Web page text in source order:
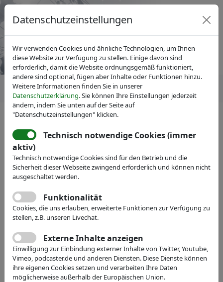
IVAM Fachverband für Mikrotechnik
Pressemitteilungen
Die Welt der Nanotechnologie
in Japan: IVAM präsentiert den
deutschen Stand auf der nano
tech in Tokio
Datenschutzeinstellungen
Wir verwenden Cookies und ähnliche Technologien, um Ihnen
diese Website zur Verfügung zu stellen. Einige davon sind
erforderlich, damit die Website ordnungsgemäß funktioniert,
andere sind optional, fügen aber Inhalte oder Funktionen hinzu.
Weitere Informationen finden Sie in unserer
Datenschutzerklärung. Sie können Ihre Einstellungen jederzeit
ändern, indem Sie unten auf der Seite auf
"Datenschutzeinstellungen" klicken.
Technisch notwendige Cookies (immer
aktiv)
Technisch notwendige Cookies sind für den Betrieb und die
Sicherheit dieser Webseite zwingend erforderlich und können nicht
ausgeschaltet werden.
Funktionalität
Cookies, die uns erlauben, erweiterte Funktionen zur Verfügung zu
stellen, z.B. unseren Livechat.
Externe Inhalte anzeigen
Einwilligung zur Einbindung externer Inhalte von Twitter, Youtube,
Vimeo, podcaster.de und anderen Diensten. Diese Dienste können
ihre eigenen Cookies setzen und verarbeiten Ihre Daten
möglicherweise außerhalb der Europäischen Union.